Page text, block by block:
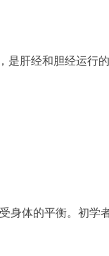
是肝经和胆经运行
身体的平衡。初学